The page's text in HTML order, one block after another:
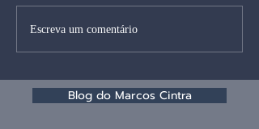
Escreva um comentário
Blog do Marcos Cintra